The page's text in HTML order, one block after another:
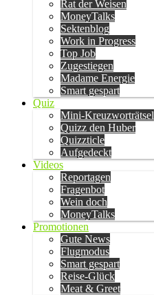
Rat der Weisen
MoneyTalks
Sektenblog
Work in Progress
Top Job
Zugestiegen
Madame Energie
Smart gespart
Quiz
Mini-Kreuzworträtsel
Quizz den Huber
Quizzticle
Aufgedeckt
Videos
Reportagen
Fragenbot
Wein doch
MoneyTalks
Promotionen
Gute News
Flugmodus
Smart gespart
Reise-Glück
Meat & Greet